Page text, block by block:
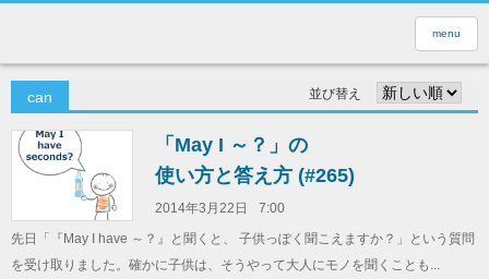
menu
can 並び替え
「May I ～？」の
使い方と答え方 (#265)
2014年3月22日
7:00
先日「『May I have ～？』と聞くと、 子供っぽく聞こえますか？」という質問
を受け取りました。確かに子供は、そうやって大人にモノを聞くことも...